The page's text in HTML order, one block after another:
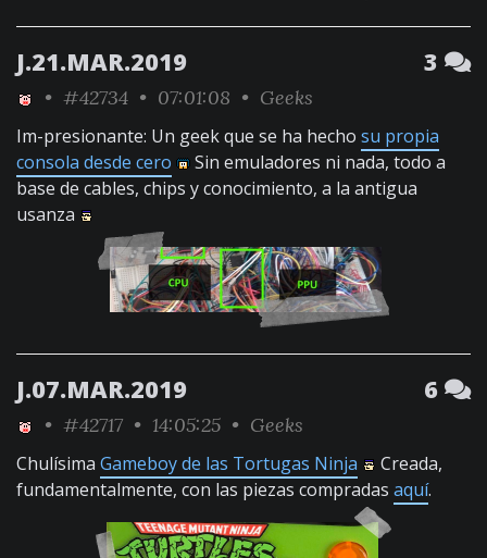
J.21.MAR.2019 3
• #42734 • 07:01:08 • Geeks
Im-presionante: Un geek que se ha hecho su propia
consola desde cero
Sin emuladores ni nada, todo a
base de cables, chips y conocimiento, a la antigua
usanza
J.07.MAR.2019 6
• #42717 • 14:05:25 • Geeks
Chulísima Gameboy de las Tortugas Ninja
Creada,
fundamentalmente, con las piezas compradas aquí.